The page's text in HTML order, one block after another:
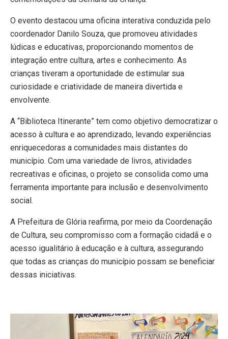
O evento destacou uma oficina interativa conduzida pelo
coordenador Danilo Souza, que promoveu atividades
lúdicas e educativas, proporcionando momentos de
integração entre cultura, artes e conhecimento. As
crianças tiveram a oportunidade de estimular sua
curiosidade e criatividade de maneira divertida e
envolvente.
A “Biblioteca Itinerante” tem como objetivo democratizar o
acesso à cultura e ao aprendizado, levando experiências
enriquecedoras a comunidades mais distantes do
município. Com uma variedade de livros, atividades
recreativas e oficinas, o projeto se consolida como uma
ferramenta importante para inclusão e desenvolvimento
social.
A Prefeitura de Glória reafirma, por meio da Coordenação
de Cultura, seu compromisso com a formação cidadã e o
acesso igualitário à educação e à cultura, assegurando
que todas as crianças do município possam se beneficiar
dessas iniciativas.